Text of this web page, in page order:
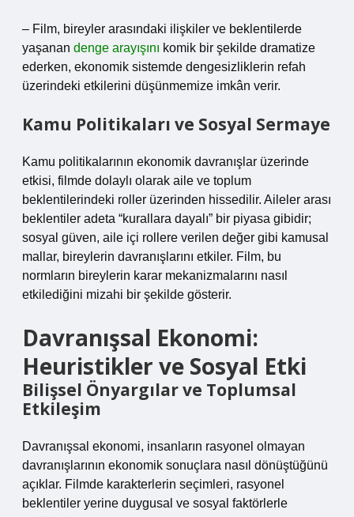
– Film, bireyler arasındaki ilişkiler ve beklentilerde
yaşanan denge arayışını komik bir şekilde dramatize
ederken, ekonomik sistemde dengesizliklerin refah
üzerindeki etkilerini düşünmemize imkân verir.
Kamu Politikaları ve Sosyal Sermaye
Kamu politikalarının ekonomik davranışlar üzerinde
etkisi, filmde dolaylı olarak aile ve toplum
beklentilerindeki roller üzerinden hissedilir. Aileler arası
beklentiler adeta “kurallara dayalı” bir piyasa gibidir;
sosyal güven, aile içi rollere verilen değer gibi kamusal
mallar, bireylerin davranışlarını etkiler. Film, bu
normların bireylerin karar mekanizmalarını nasıl
etkilediğini mizahi bir şekilde gösterir.
Davranışsal Ekonomi:
Heuristikler ve Sosyal Etki
Bilişsel Önyargılar ve Toplumsal
Etkileşim
Davranışsal ekonomi, insanların rasyonel olmayan
davranışlarının ekonomik sonuçlara nasıl dönüştüğünü
açıklar. Filmde karakterlerin seçimleri, rasyonel
beklentiler yerine duygusal ve sosyal faktörlerle